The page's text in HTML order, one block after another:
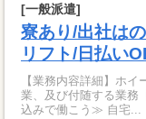
[一般派遣]
寮あり/出社は
リフト/日払い
【業務内容詳細】ホ
業、及び付随する業務【
込みで働こう≫ 自宅...